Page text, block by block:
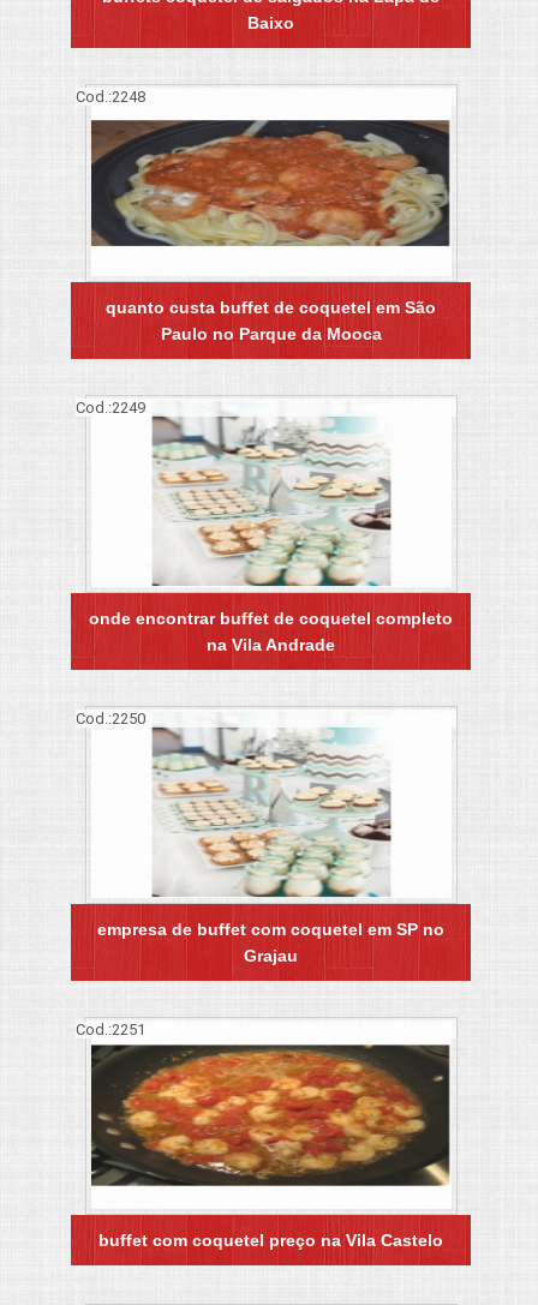
Baixo
Cod.:2248
quanto custa buffet de coquetel em São
Paulo no Parque da Mooca
Cod.:2249
onde encontrar buffet de coquetel completo
na Vila Andrade
Cod.:2250
empresa de buffet com coquetel em SP no
Grajau
Cod.:2251
buffet com coquetel preço na Vila Castelo